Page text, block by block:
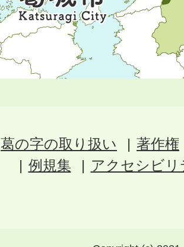
葛の字の取り扱い
著作権
例規集
アクセシビ